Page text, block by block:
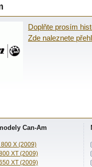
Doplňte prosím
Zde naleznete
Can-Am
X (2009)
XT (2009)
XT (2009)